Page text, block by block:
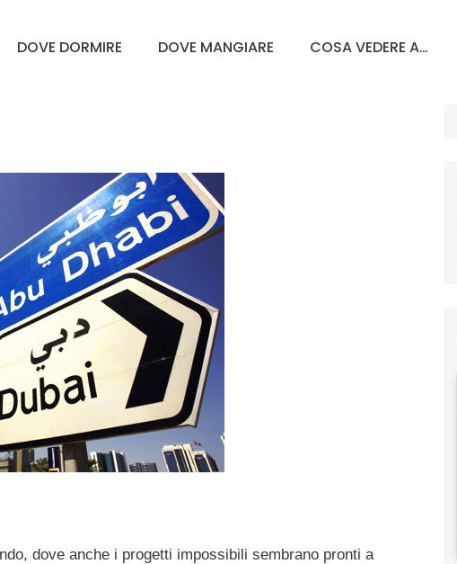
DOVE DORMIRE DOVE MANGIARE COSA VEDERE A…
dove anche i progetti impossibili sembrano pronti a